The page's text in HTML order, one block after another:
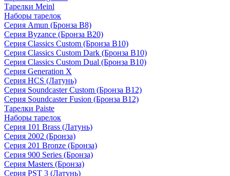
Тарелки Meinl
Наборы тарелок
Серия Amun (Бронза B8)
Серия Byzance (Бронза B20)
Серия Classics Custom (Бронза B10)
Серия Classics Custom Dark (Бронза B10)
Серия Classics Custom Dual (Бронза B10)
Серия Generation X
Серия HCS (Латунь)
Серия Soundcaster Custom (Бронза B12)
Серия Soundcaster Fusion (Бронза B12)
Тарелки Paiste
Наборы тарелок
Серия 101 Brass (Латунь)
Серия 2002 (Бронза)
Серия 201 Bronze (Бронза)
Серия 900 Series (Бронза)
Серия Masters (Бронза)
Серия PST 3 (Латунь)